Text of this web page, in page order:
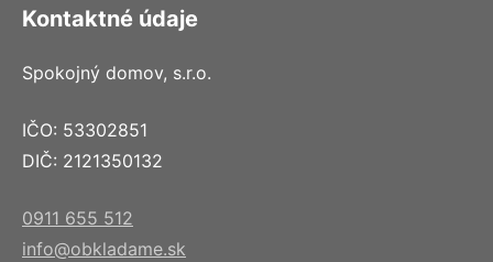
Kontaktné údaje
Spokojný domov, s.r.o.
IČO: 53302851
DIČ: 2121350132
0911 655 512
info@obkladame.sk